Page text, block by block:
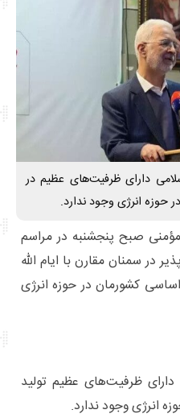
دارای ظرفیت‌های عظیم در
حوزه انرژی وجود ندارد.
مؤمنی صبح پنجشنبه در مراسم
در سمنان مقارن با ایام الله
کشورمان در حوزه انرژی
دارای ظرفیت‌های عظیم تولید
انرژی وجود ندارد.